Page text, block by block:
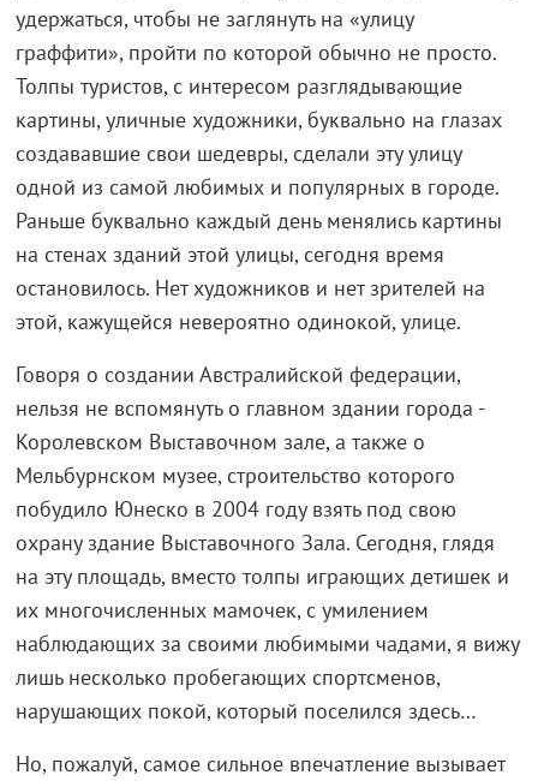
удержаться, чтобы не заглянуть на «улицу
граффити», пройти по которой обычно не просто.
Толпы туристов, с интересом разглядывающие
картины, уличные художники, буквально на глазах
создававшие свои шедевры, сделали эту улицу
одной из самой любимых и популярных в городе.
Раньше буквально каждый день менялись картины
на стенах зданий этой улицы, сегодня время
остановилось. Нет художников и нет зрителей на
этой, кажущейся невероятно одинокой, улице.
Говоря о создании Австралийской федерации,
нельзя не вспомянуть о главном здании города -
Королевском Выставочном зале, а также о
Мельбурнском музее, строительство которого
побудило Юнеско в 2004 году взять под свою
охрану здание Выставочного Зала. Сегодня, глядя
на эту площадь, вместо толпы играющих детишек и
их многочисленных мамочек, с умилением
наблюдающих за своими любимыми чадами, я вижу
лишь несколько пробегающих спортсменов,
нарушающих покой, который поселился здесь…
Но, пожалуй, самое сильное впечатление вызывает